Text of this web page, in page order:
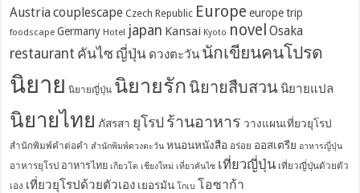
Austriacouplescape Czech Republic Europe europe trip
foodscape Germany Hotel japan Kansai Kyoto novel Osaka
restaurant คันไซ ญี่ปุ่น ดวงตะวัน นักเขียนคนโปรด
นิยาย นิยายญี่ปุ่น นิยายรัก นิยายสืบสวน นิยายแปล
นิยายไทย ภัสรสา ยุโรป ร้านอาหาร วางแผนเที่ยวยุโรป
สำนักพิมพ์คำต่อคำ สำนักพิมพ์ดวงตะวัน หนอนหนังสือ อร่อย ออสเตรีย อาหารญี่ปุ่น
อาหารยุโรป อาหารไทย เกียวโต เชียงใหม่ เที่ยวคันไซ เที่ยวญี่ปุ่น เที่ยวญี่ปุ่นด้วยตัว
เอง เที่ยวยุโรปด้วยตัวเอง เยอรมัน โกเบ โอซาก้า